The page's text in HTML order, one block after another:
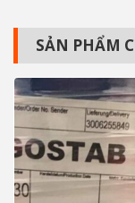
SẢN PHẨM